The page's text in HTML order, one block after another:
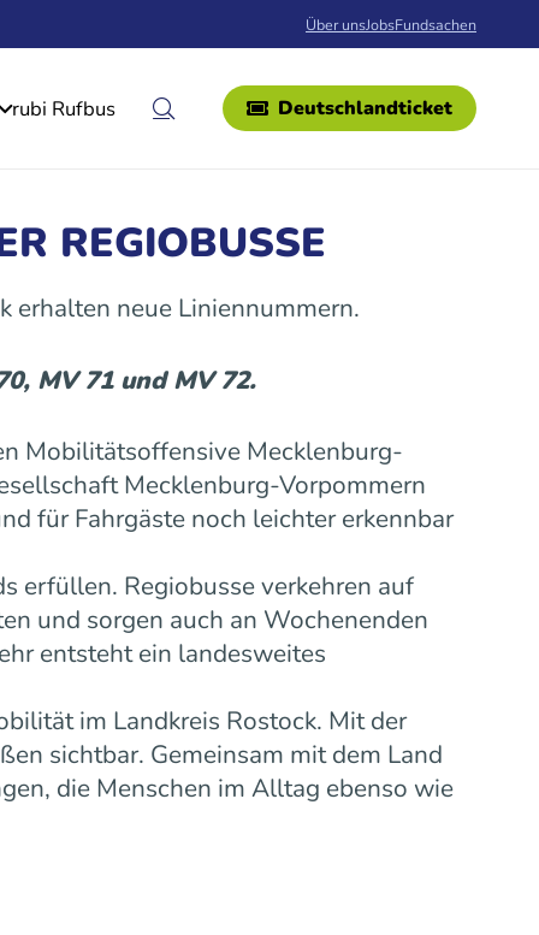
Über unsJobsFundsachen
rubi Rufbus Deutschlandticket
REGIOBUSSE
erhalten neue Liniennummern.
MV 71 und MV 72.
Mobilitätsoffensive Mecklenburg-
Mecklenburg-Vorpommern
für Fahrgäste noch leichter erkennbar
erfüllen. Regiobusse verkehren auf
und sorgen auch an Wochenenden
entsteht ein landesweites
im Landkreis Rostock. Mit der
sichtbar. Gemeinsam mit dem Land
die Menschen im Alltag ebenso wie